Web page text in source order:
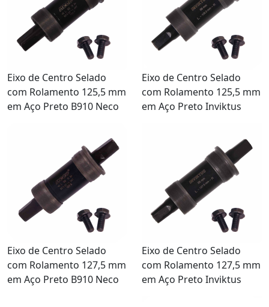
Eixo de Centro Selado
com Rolamento 125,5 mm
em Aço Preto B910 Neco
Eixo de Centro Selado
com Rolamento 125,5 mm
em Aço Preto Inviktus
Eixo de Centro Selado
com Rolamento 127,5 mm
em Aço Preto B910 Neco
Eixo de Centro Selado
com Rolamento 127,5 mm
em Aço Preto Inviktus